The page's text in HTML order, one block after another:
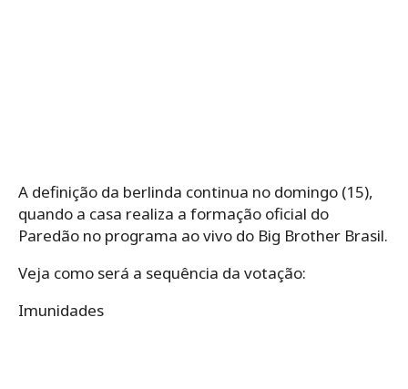
A definição da berlinda continua no domingo (15),
quando a casa realiza a formação oficial do
Paredão no programa ao vivo do Big Brother Brasil.
Veja como será a sequência da votação:
Imunidades